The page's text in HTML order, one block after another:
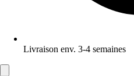
Livraison env. 3-4 semaines